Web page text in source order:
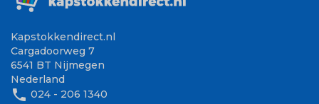
Kapstokkendirect.nl
Cargadoorweg 7
6541 BT Nijmegen
Nederland
phone 024 - 206 1340